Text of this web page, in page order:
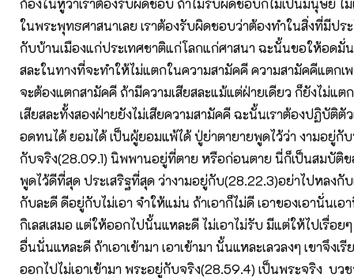
ในพระพุทธศาสนาเลย เราต้องรับผิดชอบว่าต้องทำในสิ่งที่มีปร
กับบ้านเมืองแก่ประเทศชาติแก่โลกแก่ศาสนา ฉะนั้นขอให้อดมั่
สละในทางที่จะทำให้ไม่แตกในความสามัคคี ความสามัคคีแตกเพ
จะต้องแตกสามัคคี ถ้ามีความเสียสละแม้แต่ฝ่ายเดียว ก็ยังไม่แต
เสียสละทั้งสองฝ่ายยังไม่เสียความสามัคคี ฉะนั้นเราต้องปฏิบัติตั
อดทนได้ ยอมได้ เป็นผู้ยอมแพ้ได้ ปู่ย่าตายายพูดไว้ว่า งามอยู่กั
กับจริง(28.09.1) นิพพานอยู่ที่ตาย หรือก่อนตาย นี่ก็เป็นสมบัติข
พูดไว้ดีที่สุด ประเสริฐที่สุด ว่างามอยู่กับ(28.22.3)อย่าไปหลงกั
กับละดี ดีอยู่กับไม่เอา จำให้แม่น ถ้าเอาก็ไม่ดี เอาของเอานั่นเอ
กิเลสเสมอ แต่ให้ออกไปนั้นแหละดี ไม่เอาไม่รับ มีแต่ให้ไปเรื่อย
อื่นนั่นแหละดี ถ้าเอาเข้ามา เอาเข้ามา นั้นแหละเลวลงๆ เขาจึงเ
ออกไปไม่เอาเข้ามา พระอยู่กับจริง(28.59.4) เป็นพระจริง บว